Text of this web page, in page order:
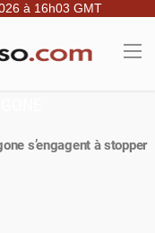
à 16h03 GMT
s’engagent à stopper